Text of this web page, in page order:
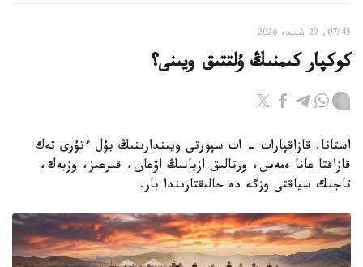
07:45, 29 شىلدە 2026
كوكپار كىمنىڭ ۇلتتىق ويىنى؟
استانا. قازاقپارات - ات سپورتى ويىندارىنىڭ بۇل ءتۇرى تەك
قازاقتا عانا ەمەس، ورتالىق ازيانىڭ اۋعان، قىرعىز، وزبەك،
تاجىك سياقتى وزگە دە حالىقتارىندا بار.